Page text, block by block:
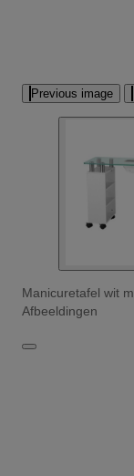
Previous image
Manicuretafel wit
Afbeeldingen